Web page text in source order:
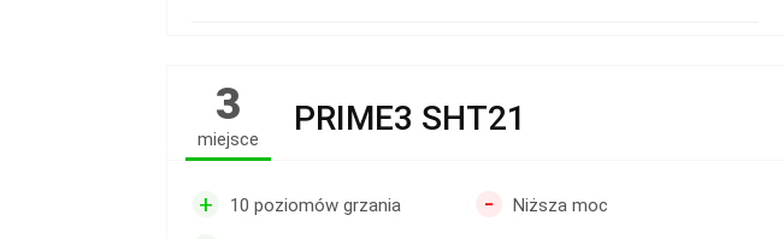
3
miejsce
PRIME3 SHT21
+ 10 poziomów grzania - Niższa moc